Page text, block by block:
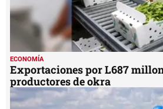
ECONOMÍA
Exportaciones por L687
productores de okra